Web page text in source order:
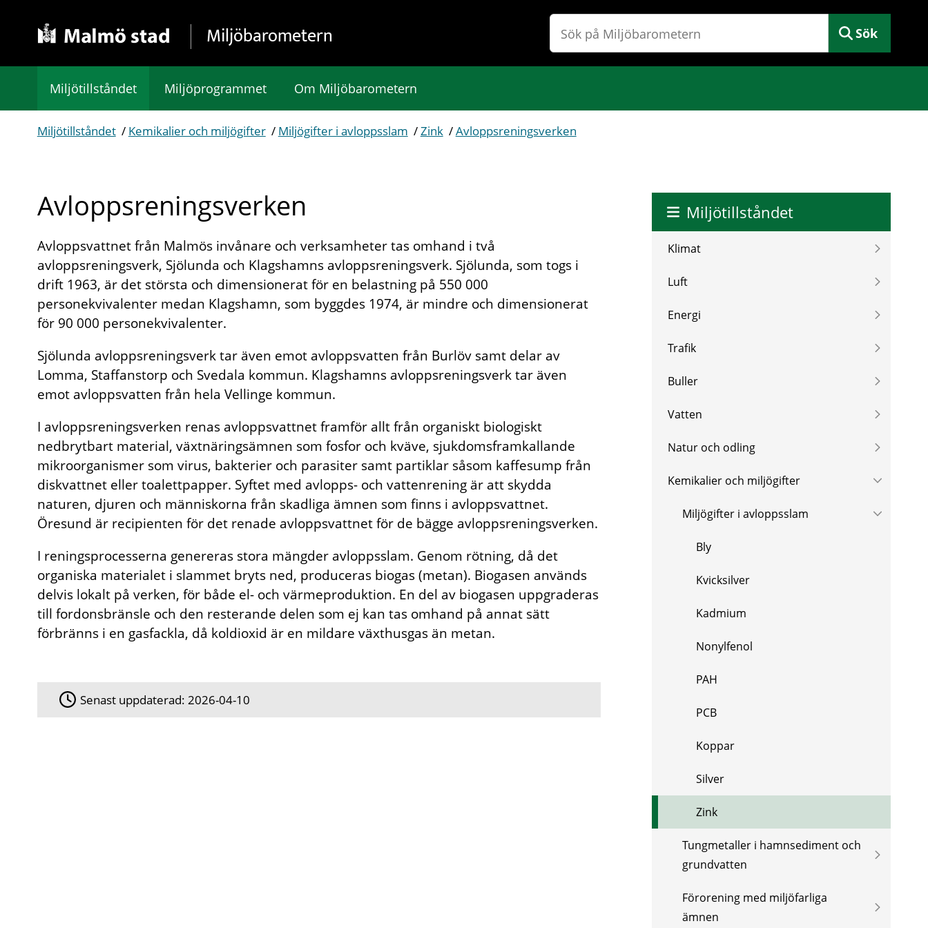
Miljöbarometern Sök
Miljötillståndet Miljöprogrammet Om Miljöbarometern
Miljötillståndet / Kemikalier och miljögifter / Miljögifter i avloppsslam /Zink /Avloppsreningsverken
Avloppsreningsverken
Avloppsvattnet från Malmös invånare och verksamheter tas omhand i två
avloppsreningsverk, Sjölunda och Klagshamns avloppsreningsverk. Sjölunda, som togs i
drift 1963, är det största och dimensionerat för en belastning på 550 000
personekvivalenter medan Klagshamn, som byggdes 1974, är mindre och dimensionerat
för 90 000 personekvivalenter.
Sjölunda avloppsreningsverk tar även emot avloppsvatten från Burlöv samt delar av
Lomma, Staffanstorp och Svedala kommun. Klagshamns avloppsreningsverk tar även
emot avloppsvatten från hela Vellinge kommun.
I avloppsreningsverken renas avloppsvattnet framför allt från organiskt biologiskt
nedbrytbart material, växtnäringsämnen som fosfor och kväve, sjukdomsframkallande
mikroorganismer som virus, bakterier och parasiter samt partiklar såsom kaffesump från
diskvattnet eller toalettpapper. Syftet med avlopps- och vattenrening är att skydda
naturen, djuren och människorna från skadliga ämnen som finns i avloppsvattnet.
Öresund är recipienten för det renade avloppsvattnet för de bägge avloppsreningsverken.
I reningsprocesserna genereras stora mängder avloppsslam. Genom rötning, då det
organiska materialet i slammet bryts ned, produceras biogas (metan). Biogasen används
delvis lokalt på verken, för både el- och värmeproduktion. En del av biogasen uppgraderas
till fordonsbränsle och den resterande delen som ej kan tas omhand på annat sätt
förbränns i en gasfackla, då koldioxid är en mildare växthusgas än metan.
Senast uppdaterad:2026-04-10
Miljötillståndet
Klimat
Luft
Energi
Trafik
Buller
Vatten
Natur och odling
Kemikalier och miljögifter
Miljögifter i avloppsslam
Bly
Kvicksilver
Kadmium
Nonylfenol
PAH
PCB
Koppar
Silver
Zink
Tungmetaller i hamnsediment och
grundvatten
Förorening med miljöfarliga
ämnen